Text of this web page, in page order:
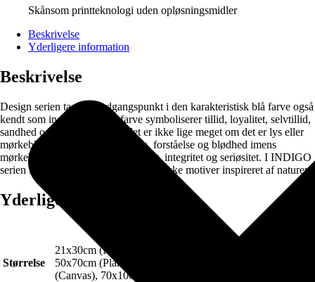
Skånsom printteknologi uden opløsningsmidler
Beskrivelse
Yderligere information
Beskrivelse
Design serien tager sit udgangspunkt i den karakteristisk blå farve også
kendt som indigo. Den blå farve symboliserer tillid, loyalitet, selvtillid,
sandhed og intelligens. Men det er ikke lige meget om det er lys eller
mørkeblå, da lyseblå forbindes ro, forståelse og blødhed imens
mørkeblå repræsenterer viden, magt, integritet og seriøsitet. I INDIGO
serien finder du et stort udvalg af smukke motiver inspireret af naturen.
Yderligere information
Størrelse
21x30cm (Plakat), 30x40cm (Plakat), 40x50cm (Plakat),
50x70cm (Plakat), 70x100cm (Plakat), 50x70cm
(Canvas), 70x100cm (Canvas)